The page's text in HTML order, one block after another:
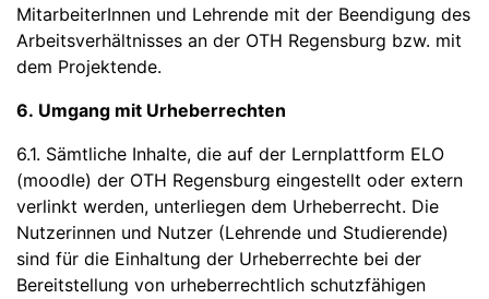
MitarbeiterInnen und Lehrende mit der Beendigung des
Arbeitsverhältnisses an der OTH Regensburg bzw. mit
dem Projektende.
6. Umgang mit Urheberrechten
6.1. Sämtliche Inhalte, die auf der Lernplattform ELO
(moodle) der OTH Regensburg eingestellt oder extern
verlinkt werden, unterliegen dem Urheberrecht. Die
Nutzerinnen und Nutzer (Lehrende und Studierende)
sind für die Einhaltung der Urheberrechte bei der
Bereitstellung von urheberrechtlich schutzfähigen